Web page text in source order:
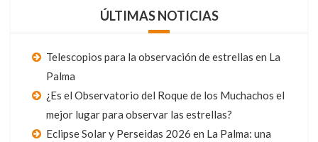
ÚLTIMAS NOTICIAS
Telescopios para la observación de estrellas en La
Palma
¿Es el Observatorio del Roque de los Muchachos el
mejor lugar para observar las estrellas?
Eclipse Solar y Perseidas 2026 en La Palma: una